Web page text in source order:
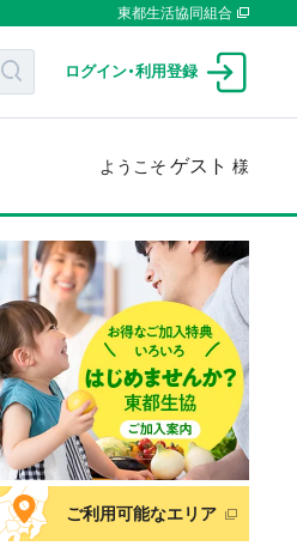
東都生活協同組合
ログイン・利用登録
ようこそ ゲスト 様
ご利用可能なエリア